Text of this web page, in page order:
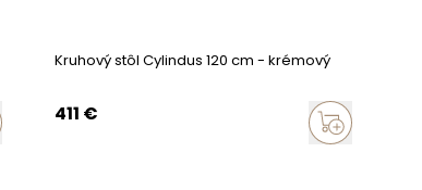
Kruhový stôl Cylindus 120 cm - krémový
411 €